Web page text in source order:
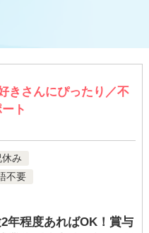
きさんにぴったり／不
ト
み
不要
年程度あればOK！賞与